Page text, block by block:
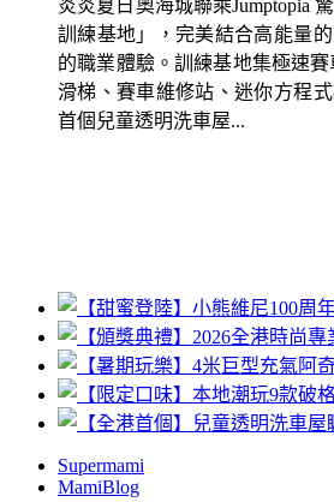
炎炎夏日奧海城聯乘Jumptopia
訓練基地」，完美結合高能量
的職業體驗。訓練基地集極速
滑梯、賽車維修站、迷你方程
首個兒童透明洗車屋...
Supermami
MamiBlog